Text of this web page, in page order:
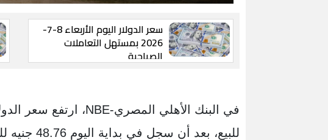
سعر الدولار اليوم الأربعاء 8-7-
2026 بمستهل التعاملات
الصباحية
للبيع، بعد أن سجل في بداية اليوم 48.76 جنيه للشراء و 48.86 جنيه للبيع.